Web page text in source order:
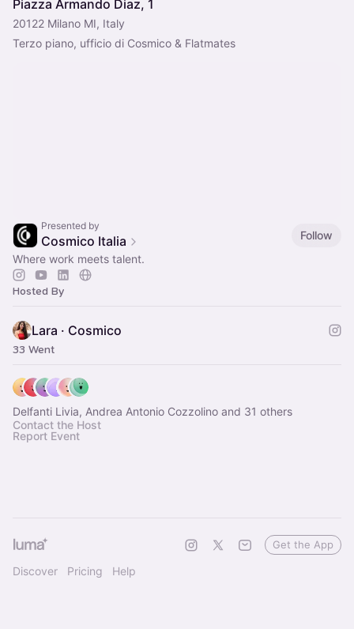
Piazza Armando Diaz, 1
20122 Milano MI, Italy
Terzo piano, ufficio di Cosmico & Flatmates
Presented by
Cosmico Italia
Follow
Where work meets talent.
Hosted By
Lara · Cosmico
33 Went
Delfanti Livia, Andrea Antonio Cozzolino and 31 others
Contact the Host
Report Event
Discover Pricing Help
Get the App